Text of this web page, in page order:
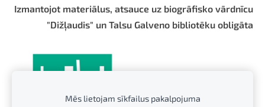
Izmantojot materiālus, atsauce uz biogrāfisko vārdnīcu
"Dižļaudis" un Talsu Galveno bibliotēku obligāta
Mēs lietojam sīkfailus pakalpojuma